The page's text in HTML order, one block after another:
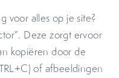
voor alles op je site?
Deze zorgt ervoor
kopiëren door de
of afbeeldingen